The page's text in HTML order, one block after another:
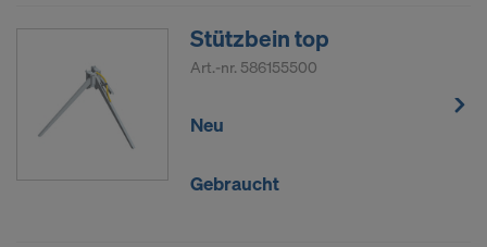
Stützbein top
Art.-nr. 586155500
Neu
Gebraucht